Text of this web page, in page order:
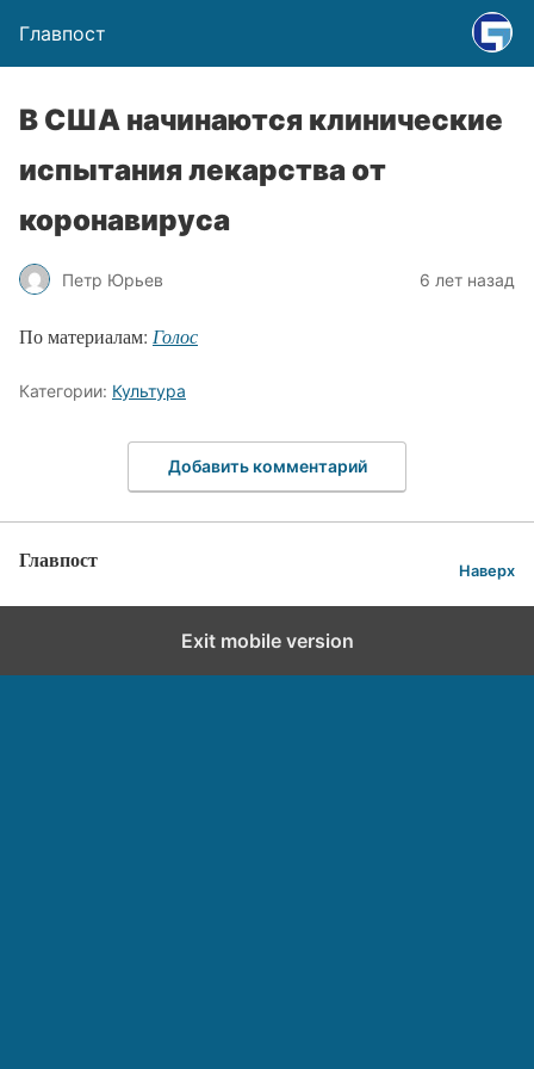
Главпост
В США начинаются клинические
испытания лекарства от
коронавируса
Петр Юрьев 6 лет назад
По материалам: Голос
Категории: Культура
Добавить комментарий
Главпост Наверх
Exit mobile version